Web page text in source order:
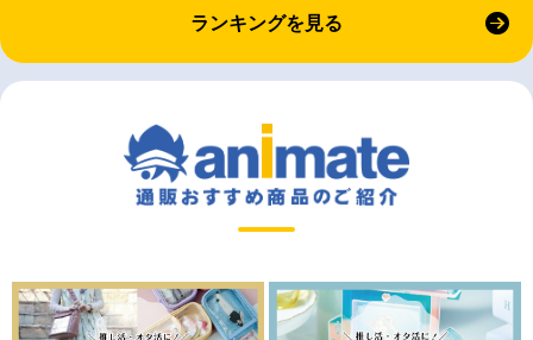
ランキングを見る